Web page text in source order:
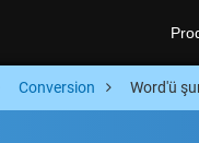
Conversion Word'ü